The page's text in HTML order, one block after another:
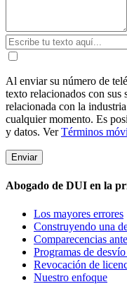
Al enviar su número de
texto relacionados con
relacionada con la
cualquier momento. Es
y datos. VerTérminos
Abogado de DUI en la
Los mayores errores
Construyendo una
Comparecencias
Programas de
Revocación de
Nuestro enfoque